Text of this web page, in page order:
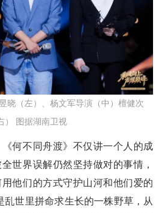
晓（左）、杨文军导演（中）檀健次
） 图据湖南卫视
不同舟渡》不仅讲一个人的成
世界误解仍然坚持做对的事情，
他们的方式守护山河和他们爱的
乱世里拼命求生长的一株野草，从